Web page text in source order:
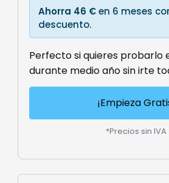
Ahorra 46 €en 6 meses
descuento.
Perfecto si quieres probarlo
durante medio año sin irte
¡Empieza
*Precios sin IVA